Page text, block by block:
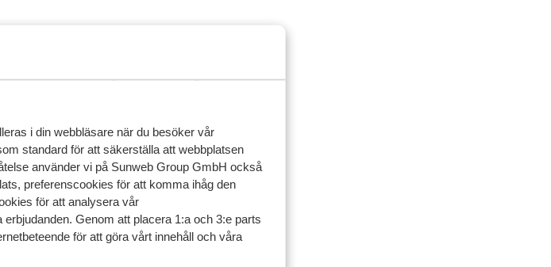
i din webbläsare när du besöker vår
standard för att säkerställa att webbplatsen
använder vi på Sunweb Group GmbH också
preferenscookies för att komma ihåg den
för att analysera vår
Genom att placera 1:a och 3:e parts
för att göra vårt innehåll och våra
onlinebokningen. Om du anger detta
Contact Centre efter bokningen.
med dig.
du kan ta med dig: